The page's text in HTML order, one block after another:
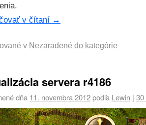
v čítaní →
v Nezaradené do kategórie
servera r4186
dňa 11. novembra 2012 podľa Lewin | 30